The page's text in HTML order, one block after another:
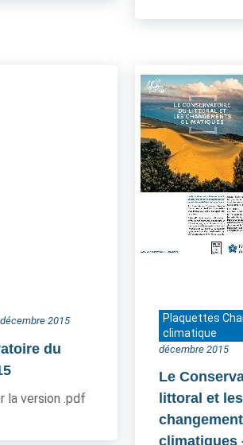
décembre 2015
du
la version .pdf
Plaquettes
climatique
décembre 2015
Le
littoral et les
climatiques